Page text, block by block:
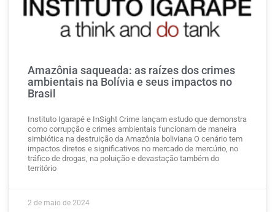
Amazônia saqueada: as raízes dos crimes
ambientais na Bolívia e seus impactos no
Brasil
Instituto Igarapé e InSight Crime lançam estudo que demonstra
como corrupção e crimes ambientais funcionam de maneira
simbiótica na destruição da Amazônia boliviana O cenário tem
impactos diretos e significativos no mercado de mercúrio, no
tráfico de drogas, na poluição e devastação também do
território
2 de maio de 2024